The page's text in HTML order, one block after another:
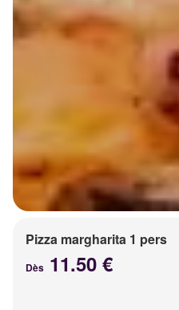
Pizza margharita 1 pers
Dès 11.50 €